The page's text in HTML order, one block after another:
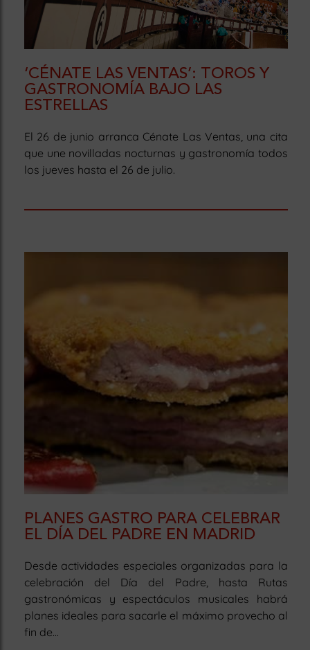
‘CÉNATE LAS VENTAS’: TOROS Y
GASTRONOMÍA BAJO LAS
ESTRELLAS
El 26 de junio arranca Cénate Las Ventas, una cita
que une novilladas nocturnas y gastronomía todos
los jueves hasta el 26 de julio.
PLANES GASTRO PARA CELEBRAR
EL DÍA DEL PADRE EN MADRID
Desde actividades especiales organizadas para la
celebración del Día del Padre, hasta Rutas
gastronómicas y espectáculos musicales habrá
planes ideales para sacarle el máximo provecho al
fin de...